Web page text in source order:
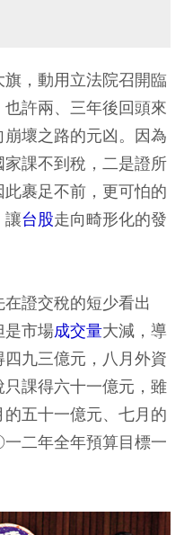
，動用立法院召開臨
也許兩、三年後回頭來
壞之路的元凶。因為
課不到稅，二是證所
此裹足不前，更可怕的
讓台股走向畸形化的發
證交稅的短少看出
是市場成交量大減，導
九三億元，八月外資
課得六十一億元，雖
五十一億元、七月的
二年全年預算目標一